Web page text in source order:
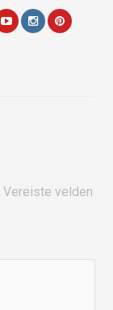
Vereiste velden